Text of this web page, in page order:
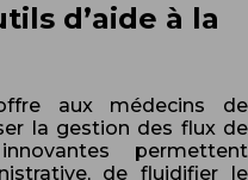
d’aide à la
aux médecins de
la gestion des flux de
permettent
de fluidifier le